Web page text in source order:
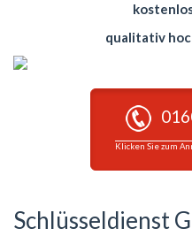
qualitativ
Klicken Sie zum
Schlüsseldienst